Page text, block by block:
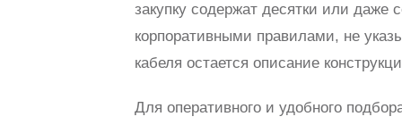
закупку содержат десятки или даже
корпоративными правилами, не
кабеля остается описание
Для оперативного и удобного